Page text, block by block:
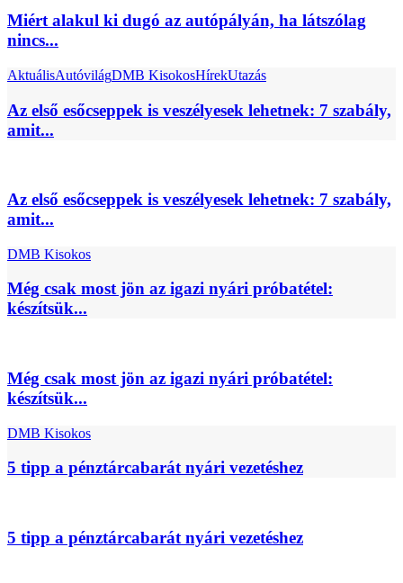
Miért alakul ki dugó az autópályán, ha látszólag
nincs...
AktuálisAutóvilágDMB KisokosHírekUtazás
Az első esőcseppek is veszélyesek lehetnek: 7 szabály,
amit...
Az első esőcseppek is veszélyesek lehetnek: 7 szabály,
amit...
DMB Kisokos
Még csak most jön az igazi nyári próbatétel:
készítsük...
Még csak most jön az igazi nyári próbatétel:
készítsük...
DMB Kisokos
5 tipp a pénztárcabarát nyári vezetéshez
5 tipp a pénztárcabarát nyári vezetéshez